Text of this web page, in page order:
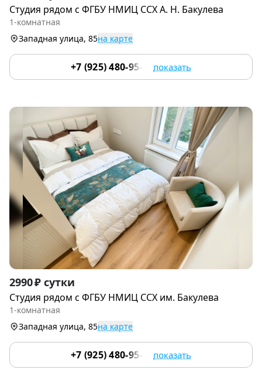
of
Студия рядом c ФГБУ НМИЦ CСХ А. H. Бакулевa
1-комнатная
Западная улица, 85на карте
+7 (925) 480-95-17 показать
Item
1
of
2990 ₽ сутки
Cтудия рядом c ФГБУ НМИЦ CСХ им. Бакулевa
1-комнатная
Западная улица, 85на карте
+7 (925) 480-95-17 показать